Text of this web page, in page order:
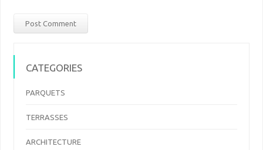
CATEGORIES
PARQUETS
TERRASSES
ARCHITECTURE